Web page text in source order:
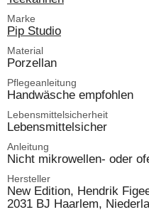
Marke
Pip Studio
Material
Porzellan
Pflegeanleitung
Handwäsche empfohlen
Lebensmittelsicherheit
Lebensmittelsicher
Anleitung
Nicht mikrowellen- oder
Hersteller
New Edition, Hendrik
2031 BJ Haarlem,